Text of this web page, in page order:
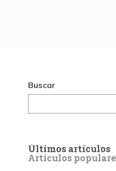
Buscar
Últimos artículos
Artículos